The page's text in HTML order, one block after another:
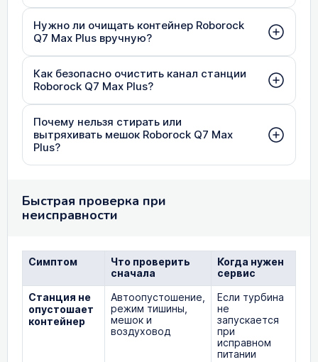
Нужно ли очищать контейнер Roborock
Q7 Max Plus вручную?
Как безопасно очистить канал станции
Roborock Q7 Max Plus?
Почему нельзя стирать или
вытряхивать мешок Roborock Q7 Max
Plus?
Быстрая проверка при
неисправности
Симптом Что проверить
сначала
Когда нужен
сервис
Станция не
опустошает
контейнер
Автоопустошение,
режим тишины,
мешок и
воздуховод
Если турбина
не
запускается
при
исправном
питании